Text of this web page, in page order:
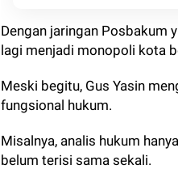
Dengan jaringan Posbakum
lagi menjadi monopoli kota
Meski begitu, Gus Yasin
fungsional hukum.
Misalnya, analis hukum
belum terisi sama sekali.